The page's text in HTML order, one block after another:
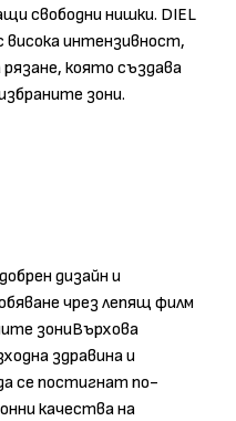
свободни нишки. DIEL
висока интензивност,
която създава
зони.
дизайн и
чрез лепящ филм
зониВърхова
здравина и
се постигнат по-
качества на